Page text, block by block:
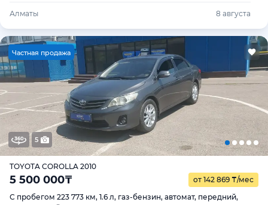
Алматы 8 августа
Частная продажа
5
TOYOTA COROLLA 2010
5 500 000₸ от 142 869 ₸/мес
С пробегом 223 773 км, 1.6 л, газ-бензин, автомат, передний,